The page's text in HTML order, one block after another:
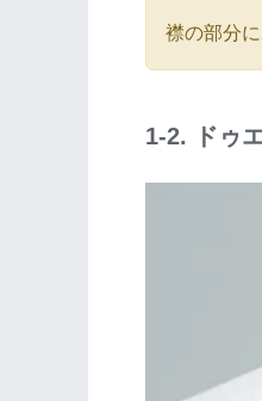
襟の部分
1-2. ドゥ